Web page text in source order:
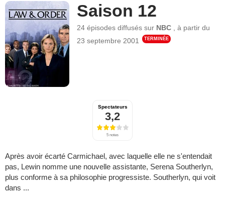
Saison 12
24 épisodes diffusés sur NBC ,à partir du
23 septembre 2001
TERMINÉE
Spectateurs
3,2
5 notes
Après avoir écarté Carmichael, avec laquelle elle ne s'entendait
pas, Lewin nomme une nouvelle assistante, Serena Southerlyn,
plus conforme à sa philosophie progressiste. Southerlyn, qui voit
dans ...